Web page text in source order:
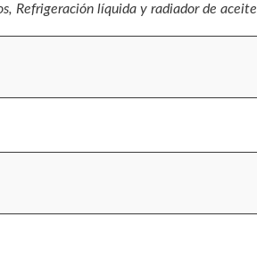
Refrigeración líquida y radiador de aceite